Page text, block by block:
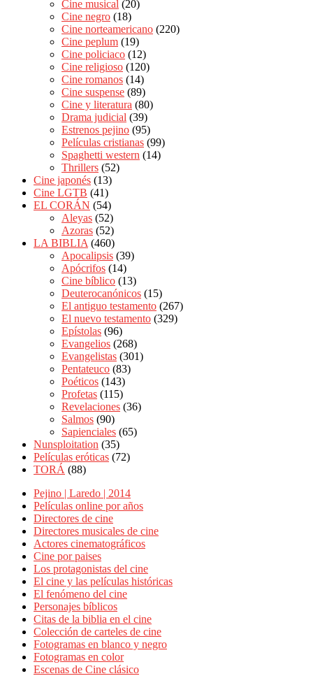
Cine musical (20)
Cine negro (18)
Cine norteamericano (220)
Cine peplum (19)
Cine policiaco (12)
Cine religioso (120)
Cine romanos (14)
Cine suspense (89)
Cine y literatura (80)
Drama judicial (39)
Estrenos pejino (95)
Películas cristianas (99)
Spaghetti western (14)
Thrillers (52)
Cine japonés (13)
Cine LGTB (41)
EL CORÁN (54)
Aleyas (52)
Azoras (52)
LA BIBLIA (460)
Apocalipsis (39)
Apócrifos (14)
Cine bíblico (13)
Deuterocanónicos (15)
El antiguo testamento (267)
El nuevo testamento (329)
Epístolas (96)
Evangelios (268)
Evangelistas (301)
Pentateuco (83)
Poéticos (143)
Profetas (115)
Revelaciones (36)
Salmos (90)
Sapienciales (65)
Nunsploitation (35)
Películas eróticas (72)
TORÁ (88)
Pejino | Laredo | 2014
Películas online por años
Directores de cine
Directores musicales de cine
Actores cinematográficos
Cine por paises
Los protagonistas del cine
El cine y las películas históricas
El fenómeno del cine
Personajes bíblicos
Citas de la biblia en el cine
Colección de carteles de cine
Fotogramas en blanco y negro
Fotogramas en color
Escenas de Cine clásico